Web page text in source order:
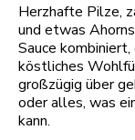
Herzhafte Pilze,
und etwas
Sauce
köstliches
großzügig über
oder alles, was
kann.